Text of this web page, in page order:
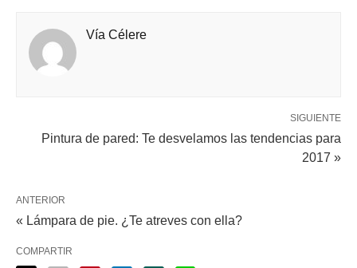
Vía Célere
SIGUIENTE
Pintura de pared: Te desvelamos las tendencias para
2017 »
ANTERIOR
« Lámpara de pie. ¿Te atreves con ella?
COMPARTIR